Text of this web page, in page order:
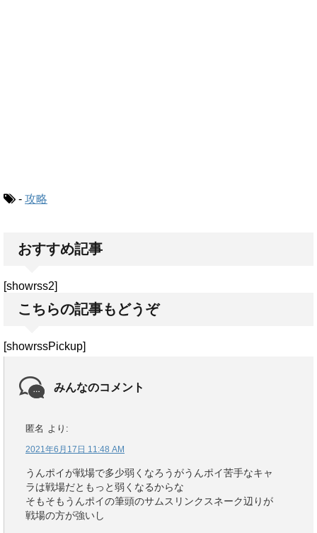
- 攻略
おすすめ記事
[showrss2]
こちらの記事もどうぞ
[showrssPickup]
みんなのコメント
匿名 より:
2021年6月17日 11:48 AM
うんポイが戦場で多少弱くなろうがうんポイ苦手なキャ
ラは戦場だともっと弱くなるからな
そもそもうんポイの筆頭のサムスリンクスネーク辺りが
戦場の方が強いし